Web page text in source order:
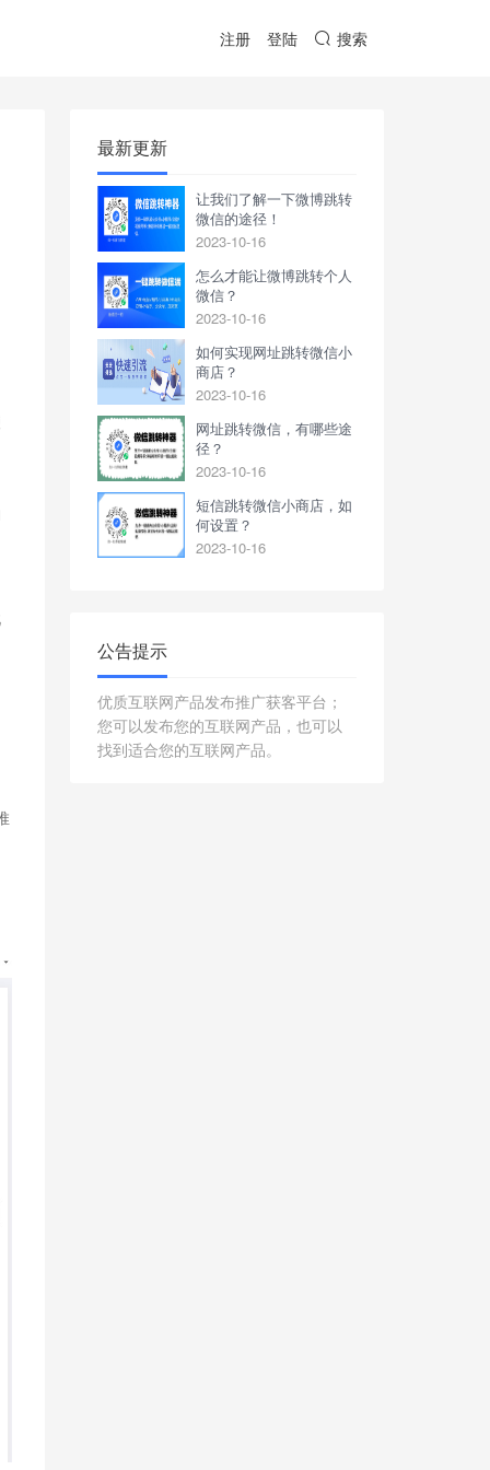
注册 登陆 搜索
最新更新
让我们了解一下微博跳转
微信的途径！
2023-10-16
怎么才能让微博跳转个人
微信？
2023-10-16
如何实现网址跳转微信小
商店？
2023-10-16
网址跳转微信，有哪些途
径？
2023-10-16
短信跳转微信小商店，如
何设置？
2023-10-16
公告提示
优质互联网产品发布推广获客平台；
您可以发布您的互联网产品，也可以
找到适合您的互联网产品。